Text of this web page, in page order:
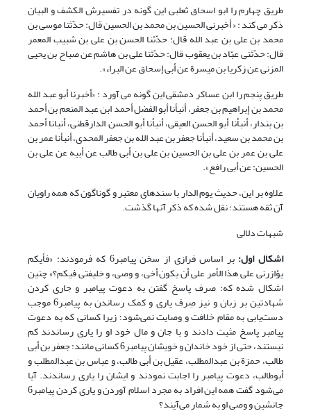
طریق چهارم را ابو اسحاق ثعلبی این گونه در تفسیرش الکشف و البیان
ذکر می کند : « أخبرنی الحسین بن محمد بن الحسین قال: حدّثنا موسى بن
محمد بن علی بن عبد الله قال: حدّثنا الحسن بن علی بن شبیب المعمر
قال: حدّثنی عبّاد بن یعقوب قال: حدّثنا علی بن هاشم عن صباح بن یحیى
المزنی عن زکریا بن میسرة عن أبی إسحاق عن البراء».
طریق پنجم را ابن عساکر دمشقی این گونه می آورد : «أخبرنا أبو عبد الله
محمد بن إبراهیم بن جعفر، أنبأنا أبو الفضل أحمد ابن عبد المنعم بن أحمد
بن بندار، أنبأنا أبو الحسن العیقی، أنبأنا أبو الحسن الدارقطنی، أنبانا أحمد
بن محمد بن سعید، أنبأنا جعفر بن عبد الله بن جعفر المحدی، أنبأنا عمر بن
علی بن عمر بن علی بن الحسین بن علی بن أبی طالب عن أبیه عن علی بن
الحسین: عن أبی رافع».
علاوه بر این، حدیث یوم الدار با سندهای معتبر و گوناگون که همه راویان
آن ثقه هستند؛ نقل شده که ذکر آنها گذشت.
شبهات دلالی
اشکال اول:
بر اساس فرازی از سخن پیامبر6 که فرمودند: «فأیکم
یؤازرنی علی هذا الأمر علی أن یکون أخی، و وصی، و خلیفتی فیکم؟» چنین
اشکال شده که: صرف پاسخ گفتن به دعوت پیامبر و جاری کردن
شهادتین بر زبان و نیز صِرف یاری و کمک رساندن به پیامبر6 موجب
دست‌یابی به مقام خلافت و وصایت نمی‌شود؛ زیرا کسانی که به دعوت
پیامبر پاسخ مثبت دادند و با جان و مال خود او را یاری رساندند کم
نیستند، حتی از خود خاندان و خویشان پیامبر6 کسانی مانند: جعفر بن أبی
طالب، حمزة بن عبدالمطلب، عقیل بن أبی طالب، و عباس بن عبدالمطلب و
أبوطالب، دعوت پیامبر را اجابت نمودند و ایشان را یاری رساندند. آیا
می‌شود گفت همه این افراد به مجرد اسلام آوردن و یاری کردن پیامبر6
جانشین و وصی او به شمار می‌آیند؟